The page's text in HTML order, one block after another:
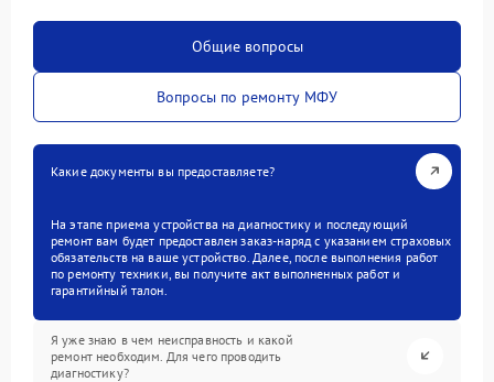
Общие вопросы
Вопросы по ремонту МФУ
Какие документы вы предоставляете?
На этапе приема устройства на диагностику и последующий
ремонт вам будет предоставлен заказ-наряд с указанием страховых
обязательств на ваше устройство. Далее, после выполнения работ
по ремонту техники, вы получите акт выполненных работ и
гарантийный талон.
Я уже знаю в чем неисправность и какой
ремонт необходим. Для чего проводить
диагностику?